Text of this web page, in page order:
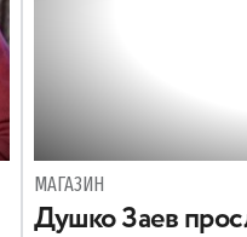
МАГАЗИН
Душко Заев